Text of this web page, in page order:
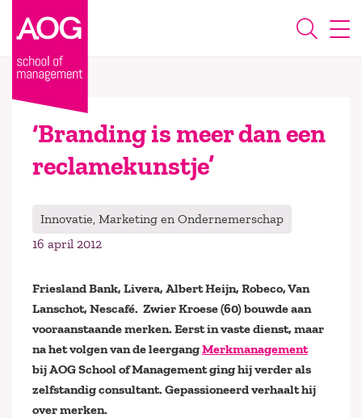
‘Branding is meer dan een
reclamekunstje’
Innovatie, Marketing en Ondernemerschap
16 april 2012
Friesland Bank, Livera, Albert Heijn, Robeco, Van
Lanschot, Nescafé. Zwier Kroese (60) bouwde aan
vooraanstaande merken. Eerst in vaste dienst, maar
na het volgen van de leergangMerkmanagement
bij AOG School of Management ging hij verder als
zelfstandig consultant. Gepassioneerd verhaalt hij
over merken.